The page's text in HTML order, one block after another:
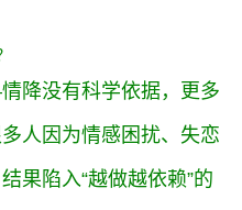
降没有科学依据，更多
人因为情感困扰、失恋
果陷入“越做越依赖”的